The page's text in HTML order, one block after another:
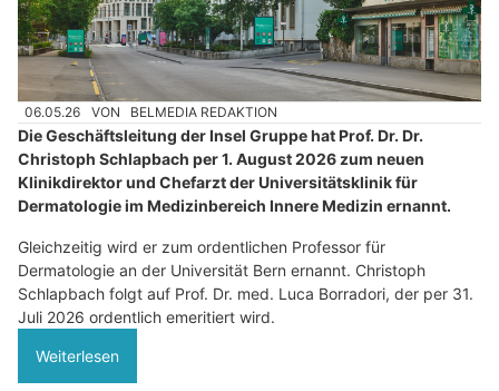
06.05.26 VON BELMEDIA REDAKTION
Die Geschäftsleitung der Insel Gruppe hat Prof. Dr. Dr.
Christoph Schlapbach per 1. August 2026 zum neuen
Klinikdirektor und Chefarzt der Universitätsklinik für
Dermatologie im Medizinbereich Innere Medizin ernannt.
Gleichzeitig wird er zum ordentlichen Professor für
Dermatologie an der Universität Bern ernannt. Christoph
Schlapbach folgt auf Prof. Dr. med. Luca Borradori, der per 31.
Juli 2026 ordentlich emeritiert wird.
Weiterlesen